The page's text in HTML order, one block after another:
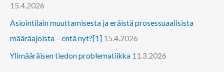
15.4.2026
Asiointilain muuttamisesta ja eräistä prosessuaalisista
määräajoista – entä nyt?[1] 15.4.2026
Ylimääräisen tiedon problematiikka 11.3.2026